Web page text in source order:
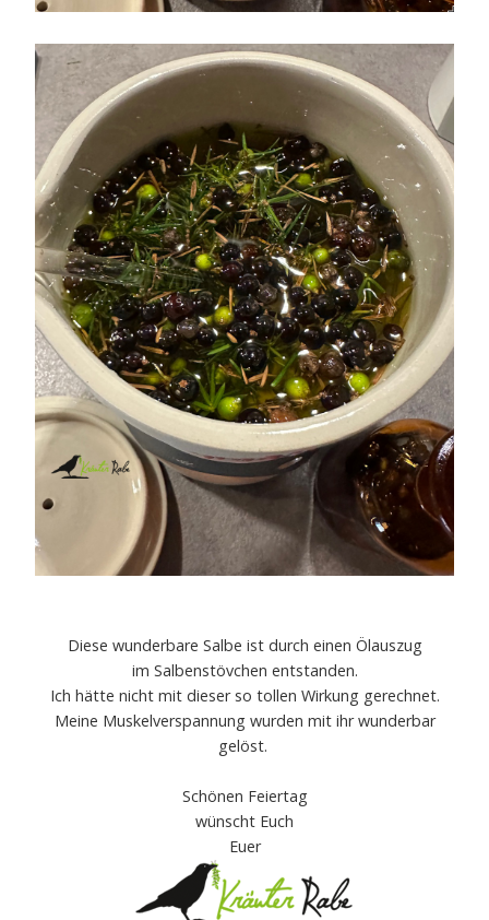
Diese wunderbare Salbe ist durch einen Ölauszug
im Salbenstövchen entstanden.
Ich hätte nicht mit dieser so tollen Wirkung gerechnet.
Meine Muskelverspannung wurden mit ihr wunderbar
gelöst.
Schönen Feiertag
wünscht Euch
Euer